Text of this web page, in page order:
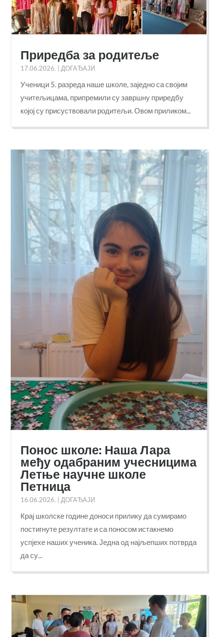
Приредба за родитеље
17.06.2026. ДОГАЂАЈИ
Ученици 5. разреда наше школе, заједно са својим
учитељицама, припремили су завршну приредбу
којој су присуствовали родитељи. Овом приликом...
Понос школе: Наша Лара
међу одабраним учесницима
Летње научне школе
Петница
16.06.2026. ДОГАЂАЈИ
Крај школске године доноси прилику да сумирамо
постигнуте резултате и са поносом истакнемо
успјехе наших ученика. Једна од најљепших потврда
да су...